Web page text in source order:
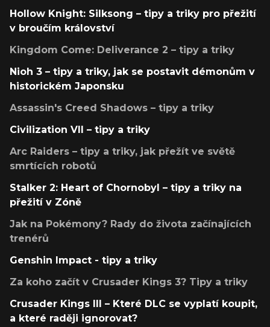
Hollow Knight: Silksong – tipy a triky pro přežití
v broučím království
Kingdom Come: Deliverance 2 – tipy a triky
Nioh 3 – tipy a triky, jak se postavit démonům v
historickém Japonsku
Assassin's Creed Shadows – tipy a triky
Civilization VII – tipy a triky
Arc Raiders – tipy a triky, jak přežít ve světě
smrtících robotů
Stalker 2: Heart of Chornobyl – tipy a triky na
přežití v Zóně
Jak na Pokémony? Rady do života začínajících
trenérů
Genshin Impact - tipy a triky
Za koho začít v Crusader Kings 3? Tipy a triky
Crusader Kings III – Které DLC se vyplatí koupit,
a které raději ignorovat?